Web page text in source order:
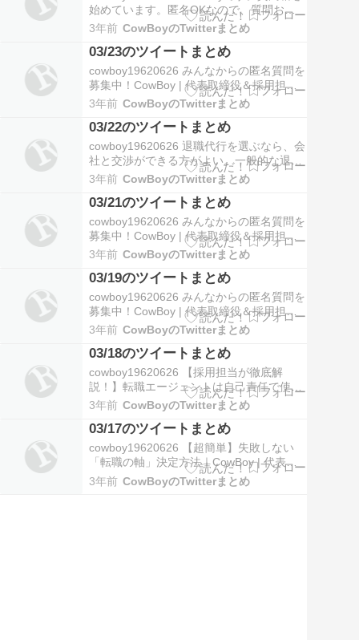
https://t.co/0KkXJ…
始めています。匿名OKなので、質問お願
いします。転職に関する話題が良いです。
#Peing #質問箱 https://t.co/jDuKSUphQi
03-24 19:31 きちんと段取りを踏んでも退
職できないブラック企業の…
3年前 CowBoyのTwitterまとめ
03/23のツイートまとめ
cowboy19620626 みんなからの匿名質問を
募集中！CowBoy | 代表取締役＆採用担当
さんはまだ答えた質問がありません！
CowBoy | 代表取締役＆採用担当さんの記
念すべき最初の回答はあなたの質問か
も！？#質問箱 #匿名質問募集中
https://t.co/0KkXJ…
3年前 CowBoyのTwitterまとめ
03/22のツイートまとめ
cowboy19620626 退職代行を選ぶなら、会
社と交渉ができる方がよい。一般的な退職
代行は、単なるメッセンジャー。会社と揉
めるとやっかいなので、ケチらずに選ぼ
う。 https://t.co/P7IrNc7HYj 03-22 18:38
RT @cowboy19620626:…
3年前 CowBoyのTwitterまとめ
03/21のツイートまとめ
cowboy19620626 みんなからの匿名質問を
募集中！CowBoy | 代表取締役＆採用担当
さんはまだ答えた質問がありません！
CowBoy | 代表取締役＆採用担当さんの記
念すべき最初の回答はあなたの質問か
も！？#質問箱 #匿名質問募集中
https://t.co/0KkXJ…
3年前 CowBoyのTwitterまとめ
03/19のツイートまとめ
cowboy19620626 みんなからの匿名質問を
募集中！CowBoy | 代表取締役＆採用担当
さんはまだ答えた質問がありません！
CowBoy | 代表取締役＆採用担当さんの記
念すべき最初の回答はあなたの質問か
も！？#質問箱 #匿名質問募集中
https://t.co/0KkXJ…
3年前 CowBoyのTwitterまとめ
03/18のツイートまとめ
cowboy19620626 【採用担当が徹底解
説！】転職エージェントは自己責任で使え
ば失敗しない？【言いなりはダメ】 #転職
エージェント #転職エージェントおすすめ
https://t.co/KTCTpqvS4m
@cowboy19620626より 03-18 17:03
3年前 CowBoyのTwitterまとめ
03/17のツイートまとめ
cowboy19620626 【超簡単】失敗しない
「転職の軸」決定方法｜CowBoy | 代表取
締役＆採用担当 @cowboy19620626 #note
https://t.co/CAVr0vewSN 03-17 23:22 みん
3年前 CowBoyのTwitterまとめ